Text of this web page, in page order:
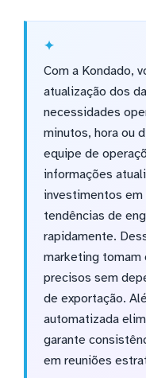
Com a Kondado,
atualização dos
necessidades
minutos, hora ou
equipe de
informações
investimentos
tendências de
rapidamente.
marketing tomam
precisos sem
de exportação.
automatizada
garante
em reuniões